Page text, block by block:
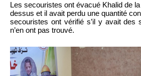
Les secouristes ont évacué Khalid de
dessus et il avait perdu une quantité
secouristes ont vérifié s’il y avait des
n’en ont pas trouvé.